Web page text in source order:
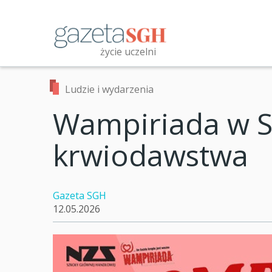
życie uczelni
Przeszukaj witrynę
Ludzie i wydarzenia
Wampiriada w
krwiodawstwa
Gazeta SGH
12.05.2026